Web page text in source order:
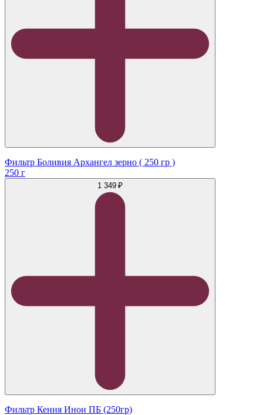
Фильтр Боливия Архангел зерно ( 250 гр )
250 г
1 349 ₽
Фильтр Кения Инои ПБ (250гр)